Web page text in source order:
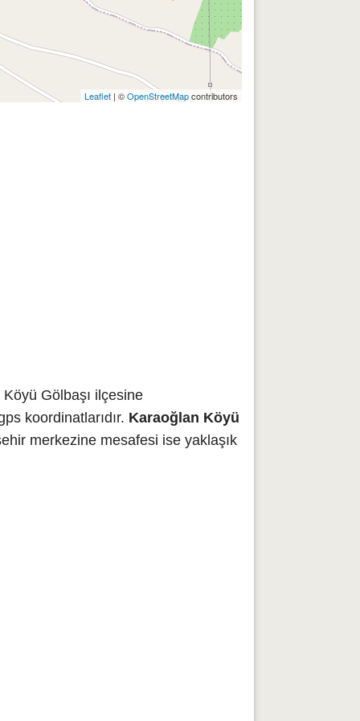
Leaflet | ©OpenStreetMapcontributors
Gölbaşı ilçesine
koordinatlarıdır. Karaoğlan Köyü
merkezine mesafesi ise yaklaşık